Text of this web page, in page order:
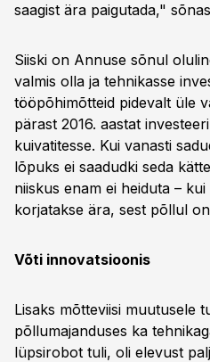
saagist ära paigutada,"
Siiski on Annuse sõnul
valmis olla ja tehnikasse
tööpõhimõtteid pidevalt üle
pärast 2016. aastat
kuivatitesse. Kui vanasti
lõpuks ei saadudki seda
niiskus enam ei heiduta –
korjatakse ära, sest põllul
Võti innovatsioonis
Lisaks mõtteviisi muutusele
põllumajanduses ka
lüpsirobot tuli, oli elevust